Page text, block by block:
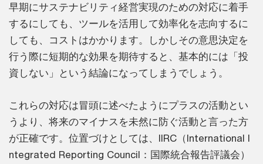
早期にサステナビリティ経営実現のための対応に着手
するにしても、ツールを活用して効率化を志向するに
しても、コストはかかります。しかしその意思決定を
行う際に短期的な効果を期待すると、基本的には「投
資しない」という結論になってしまうでしょう。
これらの対応は冒頭に述べたようにプラスの活動とい
うより、将来のマイナスを未然に防ぐ活動と言った方
が正確です。位置づけとしては、IIRC（International I
ntegrated Reporting Council：国際統合報告評議会）